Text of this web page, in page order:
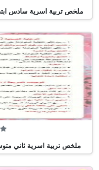
ملخص تربية اسرية سادس
ملخص تربية اسرية ثاني